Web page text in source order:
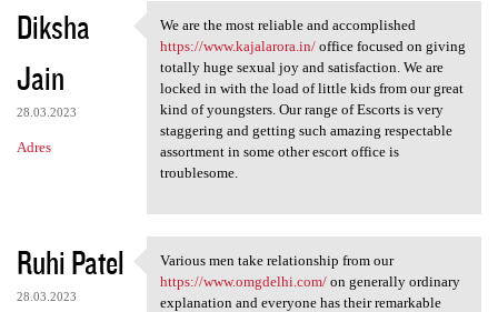
Diksha
Jain
28.03.2023
Adres
We are the most reliable and
We are the most reliable and accomplished
https://www.kajalarora.in/office focused on giving
totally huge sexual joy and satisfaction. We are
locked in with the load of little kids from our great
kind of youngsters. Our range of Escorts is very
staggering and getting such amazing respectable
assortment in some other escort office is
troublesome.
Ruhi Patel
28.03.2023
Various men take relationship
Various men take relationship from our
https://www.omgdelhi.com/on generally ordinary
explanation and everyone has their remarkable